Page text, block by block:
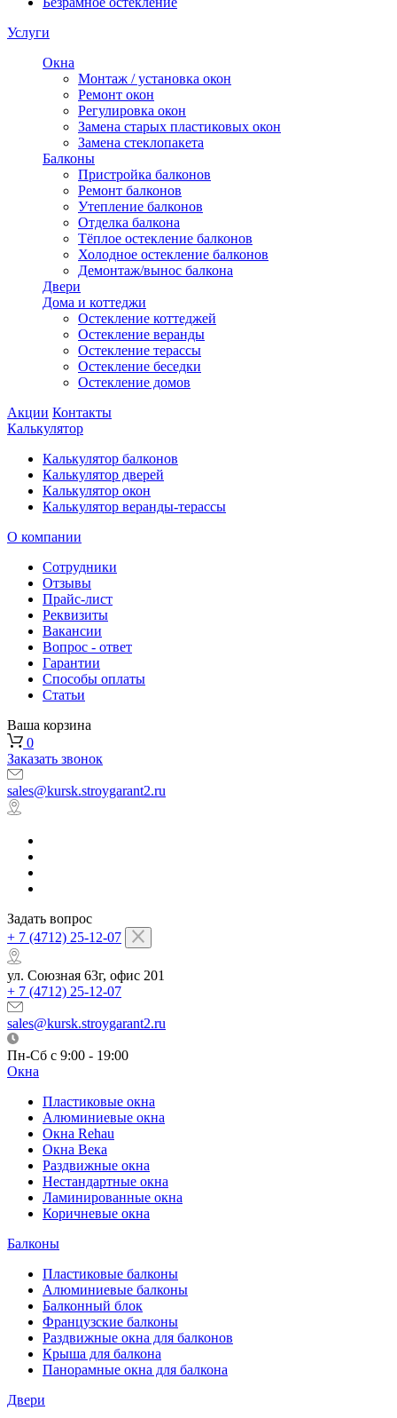
Услуги
Окна
Монтаж / установка окон
Ремонт окон
Регулировка окон
Замена старых пластиковых окон
Замена стеклопакета
Балконы
Пристройка балконов
Ремонт балконов
Утепление балконов
Отделка балкона
Тёплое остекление балконов
Холодное остекление балконов
Демонтаж/вынос балкона
Двери
Дома и коттеджи
Остекление коттеджей
Остекление веранды
Остекление терассы
Остекление беседки
Остекление домов
Акции Контакты
Калькулятор
Калькулятор балконов
Калькулятор дверей
Калькулятор окон
Калькулятор веранды-терассы
О компании
Сотрудники
Отзывы
Прайс-лист
Реквизиты
Вакансии
Вопрос - ответ
Гарантии
Способы оплаты
Статьи
Ваша корзина
0
Заказать звонок
sales@kursk.stroygarant2.ru
Задать вопрос
+ 7 (4712) 25-12-07
ул. Союзная 63г, офис 201
+ 7 (4712) 25-12-07
sales@kursk.stroygarant2.ru
Пн-Сб с 9:00 - 19:00
Окна
Пластиковые окна
Алюминиевые окна
Окна Rehau
Окна Века
Раздвижные окна
Нестандартные окна
Ламинированные окна
Коричневые окна
Балконы
Пластиковые балконы
Алюминиевые балконы
Балконный блок
Французские балконы
Раздвижные окна для балконов
Крыша для балкона
Панорамные окна для балкона
Двери